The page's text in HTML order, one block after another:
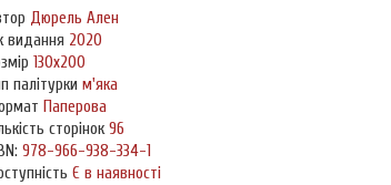
Дюрель Ален
видання 2020
130х200
палітурки м'яка
Паперова
сторінок 96
978-966-938-334-1
Є в наявності